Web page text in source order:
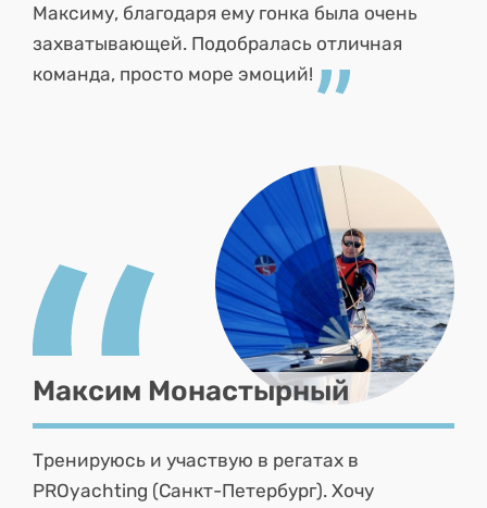
Максиму, благодаря ему гонка была очень
захватывающей. Подобралась отличная
команда, просто море эмоций!
Максим Монастырный
Тренируюсь и участвую в регатах в
PROyachting (Санкт-Петербург). Хочу